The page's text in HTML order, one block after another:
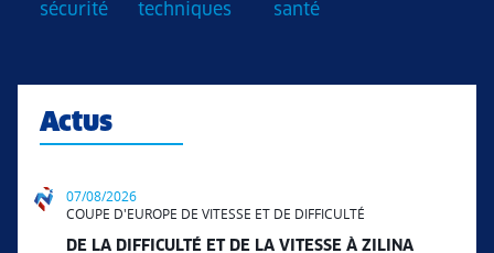
sécurité
techniques
santé
Actus
07/08/2026
COUPE D'EUROPE DE VITESSE ET DE DIFFICULTÉ
DE LA DIFFICULTÉ ET DE LA VITESSE À ZILINA